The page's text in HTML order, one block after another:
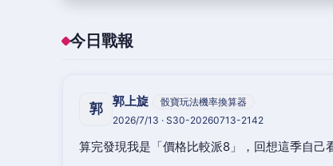
今日戰報
郭 郭上旋
骰寶玩法機率換算器
2026/7/13 · S30-20260713-2142
算完發現我是「價格比較派8」，回想這季自己